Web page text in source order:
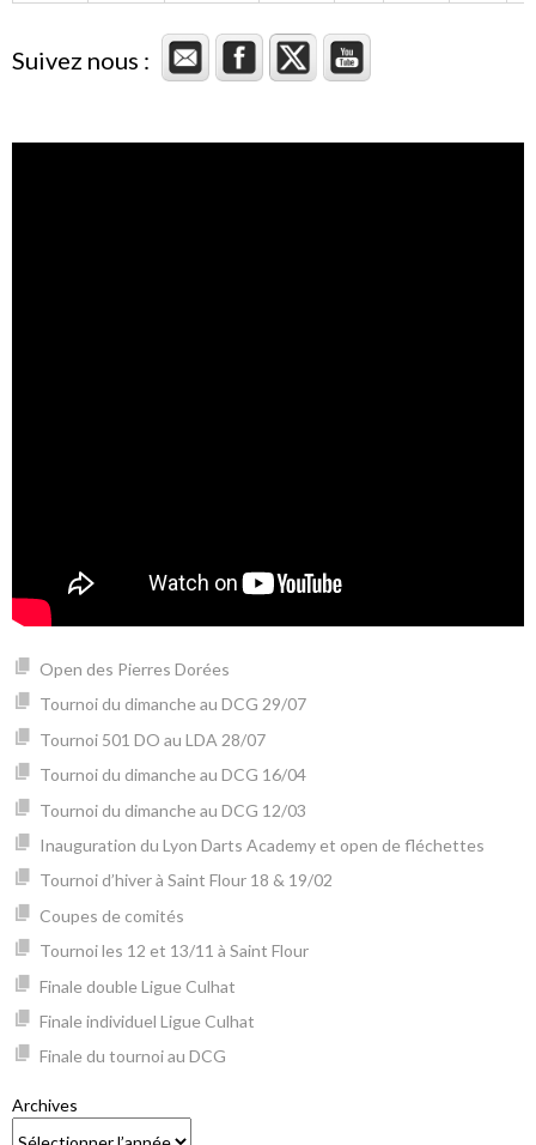
Suivez nous :
Open des Pierres Dorées
Tournoi du dimanche au DCG 29/07
Tournoi 501 DO au LDA 28/07
Tournoi du dimanche au DCG 16/04
Tournoi du dimanche au DCG 12/03
Inauguration du Lyon Darts Academy et open de fléchettes
Tournoi d’hiver à Saint Flour 18 & 19/02
Coupes de comités
Tournoi les 12 et 13/11 à Saint Flour
Finale double Ligue Culhat
Finale individuel Ligue Culhat
Finale du tournoi au DCG
Archives